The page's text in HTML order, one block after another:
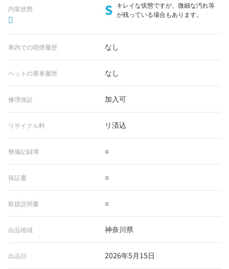
内装状態 S キレイな状態ですが、微細な汚れ等
が残っている場合もあります。
車内での喫煙履歴 なし
ペットの乗車履歴 なし
修理保証 加入可
リサイクル料 リ済込
整備記録簿 ○
保証書 ○
取扱説明書 ○
出品地域 神奈川県
出品日 2026年5月15日